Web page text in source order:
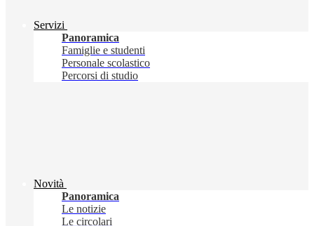
Servizi
Panoramica
Famiglie e studenti
Personale scolastico
Percorsi di studio
Novità
Panoramica
Le notizie
Le circolari